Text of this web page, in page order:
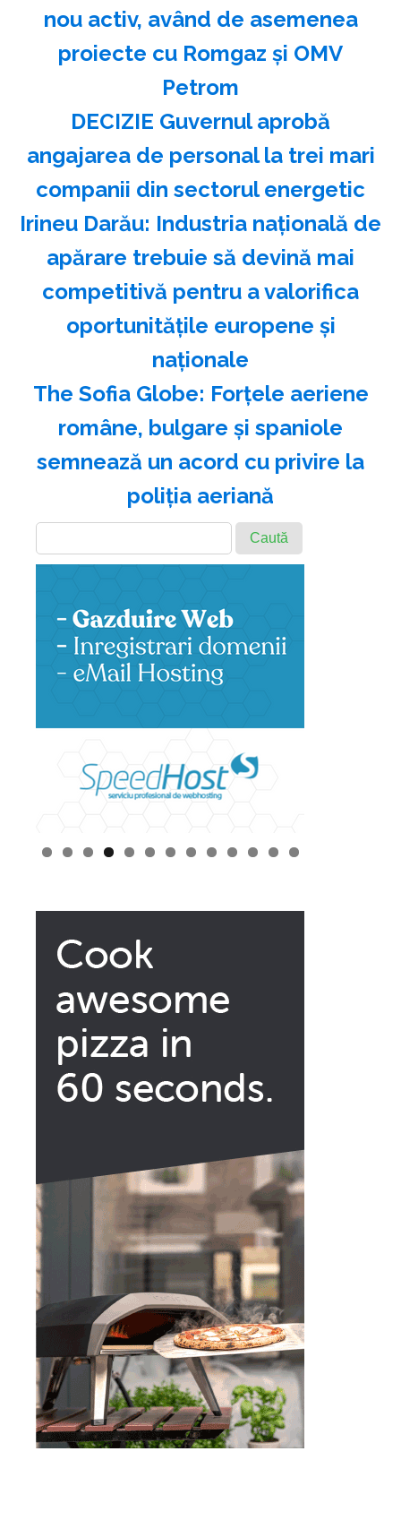
nou activ, având de asemenea
proiecte cu Romgaz și OMV
Petrom
DECIZIE Guvernul aprobă
angajarea de personal la trei mari
companii din sectorul energetic
Irineu Darău: Industria naţională de
apărare trebuie să devină mai
competitivă pentru a valorifica
oportunităţile europene şi
naţionale
The Sofia Globe: Forţele aeriene
române, bulgare şi spaniole
semnează un acord cu privire la
poliţia aeriană